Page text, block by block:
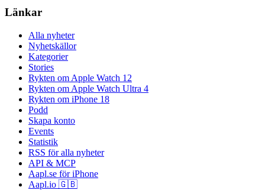
Länkar
Alla nyheter
Nyhetskällor
Kategorier
Stories
Rykten om Apple Watch 12
Rykten om Apple Watch Ultra 4
Rykten om iPhone 18
Podd
Skapa konto
Events
Statistik
RSS för alla nyheter
API & MCP
Aapl.se för iPhone
Aapl.io 🇬🇧